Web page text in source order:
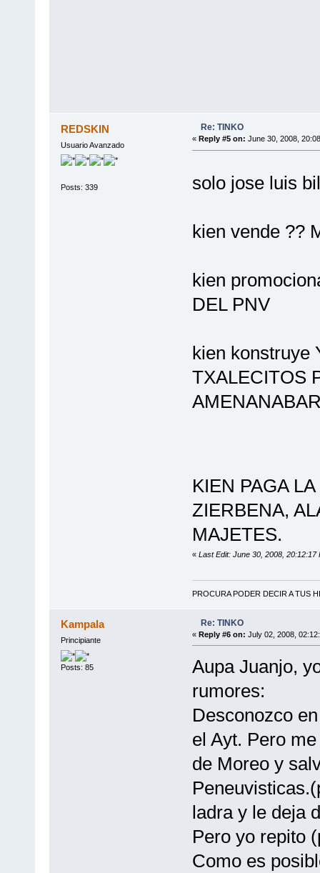
REDSKIN
Usuario Avanzado
Posts: 339
Re: TINKO
« Reply #5 on: June 30, 2008,
solo jose luis
kien vende ??
kien
DEL PNV
kien konstruye
TXALECITOS
KIEN PAGA
ZIERBENA,
MAJETES.
« Last Edit: June 30, 2008, 20:12:17
PROCURA PODER DECIR A TUS
Kampala
Principiante
Posts: 85
Re: TINKO
« Reply #6 on: July 02, 2008,
Aupa Juanjo,
rumores:
Desconozco
el Ayt. Pero
de Moreo y
ladra y le deja
Pero yo repito
Como es